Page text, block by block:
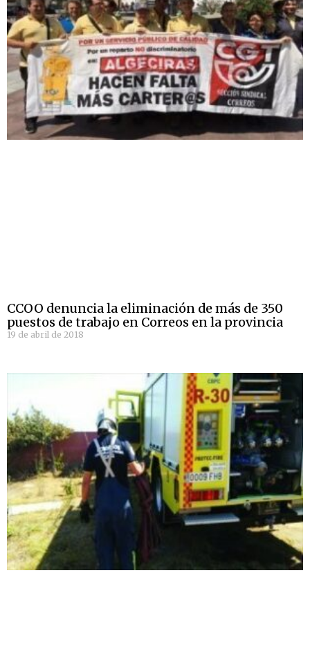
CCOO denuncia la eliminación de más de 350
puestos de trabajo en Correos en la provincia
19 de abril de 2018